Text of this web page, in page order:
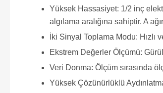
Yüksek Hassasiyet: 1/2 inç
algılama aralığına sahiptir. A
İki Sinyal Toplama Modu:
Ekstrem Değerler Ölçümü:
Veri Donma: Ölçüm sırasında
Yüksek Çözünürlüklü